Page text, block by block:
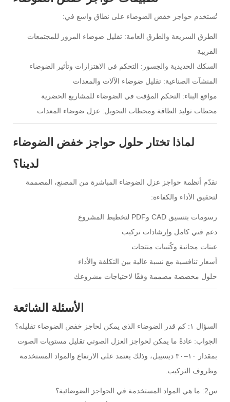
تُستخدم حواجز خفض الضوضاء على نطاق واسع في:
الطرق السريعة والطرق العامة: تقليل ضوضاء المرور للمجتمعات
القريبة
السكك الحديدية والجسور: التحكم في الاهتزازات وتأثير الضوضاء
المنشآت الصناعية: تقليل ضوضاء الآلات والمعدات
مواقع البناء: التحكم المؤقت في الضوضاء للمشاريع الحضرية
محطات توليد الطاقة ومحطات التحويل: عزل ضوضاء المعدات
لماذا تختار حلول حواجز خفض الضوضاء
لدينا؟
نقدّم أنظمة حواجز عزل الضوضاء المباشرة من المصنع، المصممة
لتحقيق الأداء والكفاءة:
رسومات بتنسيق CAD وPDF لتخطيط المشروع
دعم فني كامل وإرشادات تركيب
عينات مجانية وكُتيبات منتجات
أسعار تنافسية مع نسبة عالية بين التكلفة والأداء
حلول مخصصة مصممة وفقًا لاحتياجات مشروعك
الأسئلة الشائعة
السؤال ١: كم قدر الضوضاء الذي يمكن لحاجز خفض الضوضاء تقليله؟
الجواب: عادةً ما يمكن لحواجز العزل الصوتي تقليل مستويات الصوت
بمقدار ١٠–٣٠ ديسيبل، وذلك يعتمد على الارتفاع والمواد المستخدمة
وظروف التركيب.